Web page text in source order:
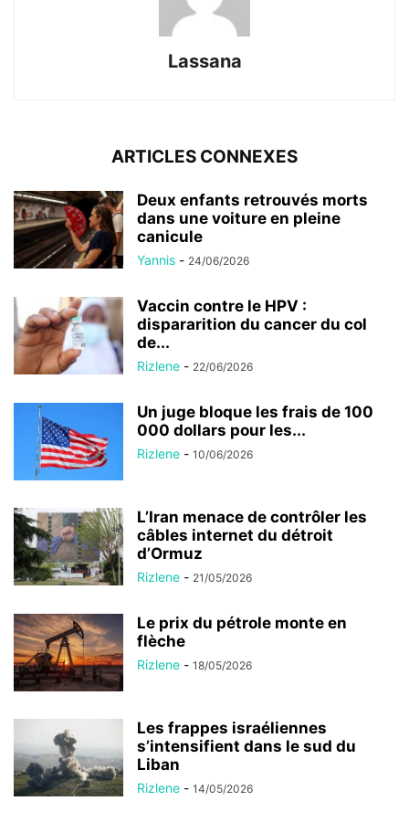
Lassana
ARTICLES CONNEXES
Deux enfants retrouvés morts
dans une voiture en pleine
canicule
Yannis - 24/06/2026
Vaccin contre le HPV :
dispararition du cancer du col
de...
Rizlene - 22/06/2026
Un juge bloque les frais de 100
000 dollars pour les...
Rizlene - 10/06/2026
L’Iran menace de contrôler les
câbles internet du détroit
d’Ormuz
Rizlene - 21/05/2026
Le prix du pétrole monte en
flèche
Rizlene - 18/05/2026
Les frappes israéliennes
s’intensifient dans le sud du
Liban
Rizlene - 14/05/2026